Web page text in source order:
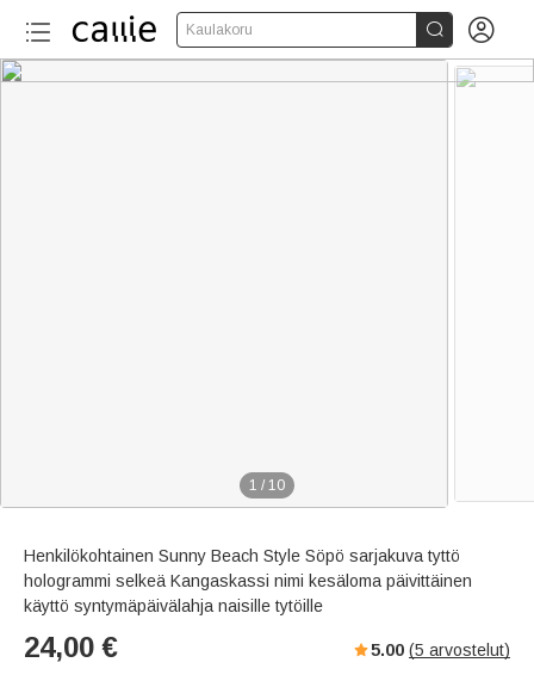
Kaulakoru  
1 / 10
Henkilökohtainen Sunny Beach Style Söpö sarjakuva tyttö
hologrammi selkeä Kangaskassi nimi kesäloma päivittäinen
käyttö syntymäpäivälahja naisille tytöille
24,00 € 5.00 (5 arvostelut)